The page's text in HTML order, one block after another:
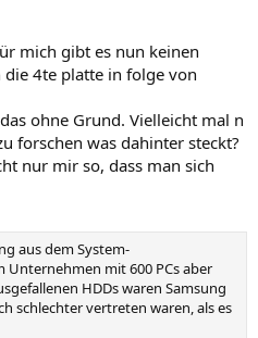
mich gibt es nun keinen
4te platte in folge von
ohne Grund. Vielleicht mal n
forschen was dahinter steckt?
nur mir so, dass man sich
aus dem System-
mit 600 PCs aber
HDDs waren Samsung
schlechter vertreten waren, als es